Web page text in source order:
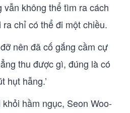
vẫn không thể tìm ra cách
chỉ có thể đi một chiều.
nên đã cố gắng cầm cự
thu được gì, đúng là có
hụt hẫng.’
hầm ngục, Seon Woo-